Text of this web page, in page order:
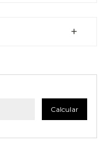
Calcular